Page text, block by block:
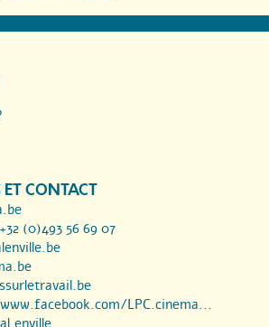
CONTACT
(0)493 56 69 07
LPC.cinema...